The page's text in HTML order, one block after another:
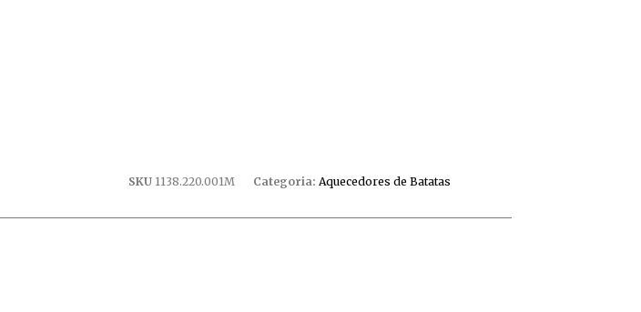
SKU 1138.220.001M Categoria: Aquecedores de Batatas